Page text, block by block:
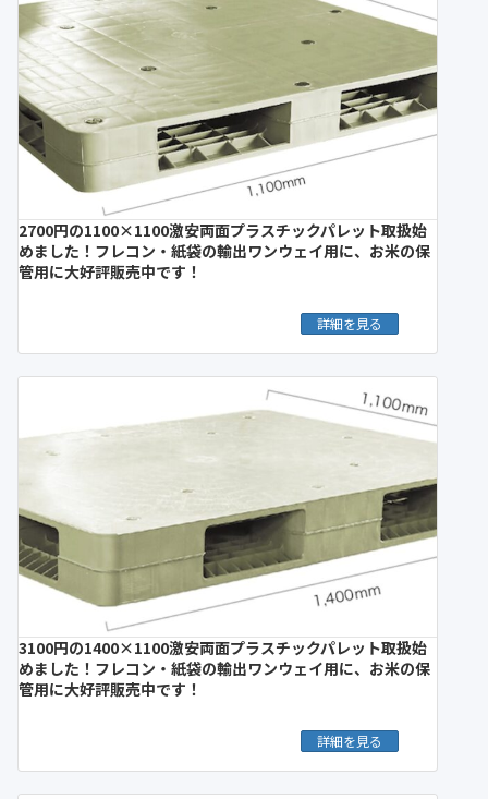
2700円の1100×1100激安両面プラスチックパレット取扱始
めました！フレコン・紙袋の輸出ワンウェイ用に、お米の保
管用に大好評販売中です！
詳細を見る
3100円の1400×1100激安両面プラスチックパレット取扱始
めました！フレコン・紙袋の輸出ワンウェイ用に、お米の保
管用に大好評販売中です！
詳細を見る